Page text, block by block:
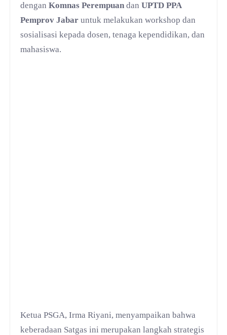
denganKomnas Perempuan danUPTD PPA
Pemprov Jabar untuk melakukan workshop dan
sosialisasi kepada dosen, tenaga kependidikan, dan
mahasiswa.
Ketua PSGA, Irma Riyani, menyampaikan bahwa
keberadaan Satgas ini merupakan langkah strategis